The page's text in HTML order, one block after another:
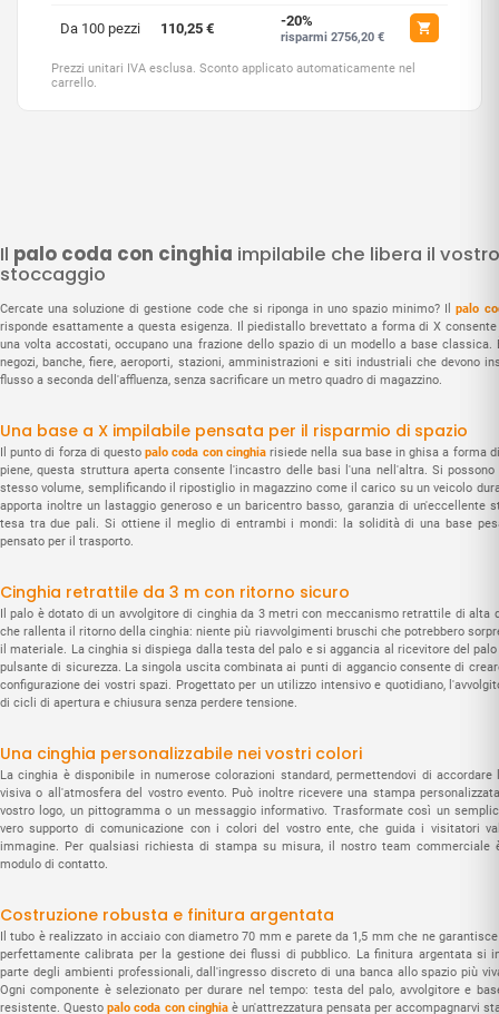
Il palo coda con cinghia impilabile che libera il
stoccaggio
Cercate una soluzione di gestione code che si riponga in uno spazio minimo? Ilpalo
risponde esattamente a questa esigenza. Il piedistallo brevettato a forma di X
una volta accostati, occupano una frazione dello spazio di un modello a base
negozi, banche, fiere, aeroporti, stazioni, amministrazioni e siti industriali che devono
flusso a seconda dell'affluenza, senza sacrificare un metro quadro di magazzino.
Una base a X impilabile pensata per il risparmio di spazio
Il punto di forza di questopalo coda con cinghiarisiede nella sua base in ghisa a forma
piene, questa struttura aperta consente l'incastro delle basi l'una nell'altra. Si
stesso volume, semplificando il ripostiglio in magazzino come il carico su un veicolo
apporta inoltre un lastaggio generoso e un baricentro basso, garanzia di un'eccellente
tesa tra due pali. Si ottiene il meglio di entrambi i mondi: la solidità di una base
pensato per il trasporto.
Cinghia retrattile da 3 m con ritorno sicuro
Il palo è dotato di un avvolgitore di cinghia da 3 metri con meccanismo retrattile di
che rallenta il ritorno della cinghia: niente più riavvolgimenti bruschi che potrebbero
il materiale. La cinghia si dispiega dalla testa del palo e si aggancia al ricevitore del
pulsante di sicurezza. La singola uscita combinata ai punti di aggancio consente di
configurazione dei vostri spazi. Progettato per un utilizzo intensivo e quotidiano,
di cicli di apertura e chiusura senza perdere tensione.
Una cinghia personalizzabile nei vostri colori
La cinghia è disponibile in numerose colorazioni standard, permettendovi di
visiva o all'atmosfera del vostro evento. Può inoltre ricevere una stampa
vostro logo, un pittogramma o un messaggio informativo. Trasformate così un
vero supporto di comunicazione con i colori del vostro ente, che guida i visitatori
immagine. Per qualsiasi richiesta di stampa su misura, il nostro team commerciale
modulo di contatto.
Costruzione robusta e finitura argentata
Il tubo è realizzato in acciaio con diametro 70 mm e parete da 1,5 mm che ne
perfettamente calibrata per la gestione dei flussi di pubblico. La finitura argentata si
parte degli ambienti professionali, dall'ingresso discreto di una banca allo spazio più
Ogni componente è selezionato per durare nel tempo: testa del palo, avvolgitore e
resistente. Questopalo coda con cinghiaè un'attrezzatura pensata per accompagnarvi
Da 100 pezzi 110,25 € -20%
risparmi 2756,20 €
Prezzi unitari IVA esclusa. Sconto applicato automaticamente nel
carrello.